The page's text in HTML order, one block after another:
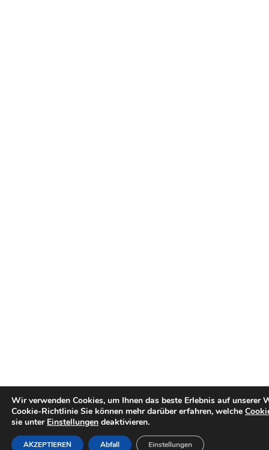
Wir verwenden Cookies, um Ihnen das beste Erlebnis auf unserer
Cookie-Richtlinie Sie können mehr darüber erfahren, welche
sie unter Einstellungen deaktivieren.
AKZEPTIEREN Abfall Einstellungen